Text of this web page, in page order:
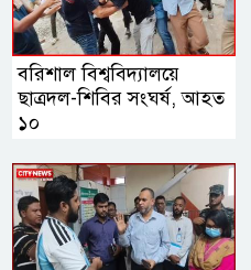
বরিশাল বিশ্ববিদ্যালয়ে
ছাত্রদল-শিবির সংঘর্ষ, আহত
১০